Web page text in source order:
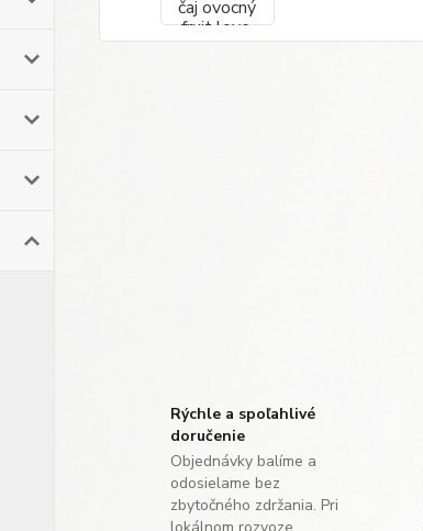
Rýchle a spoľahlivé
doručenie
Objednávky balíme a
odosielame bez
zbytočného zdržania. Pri